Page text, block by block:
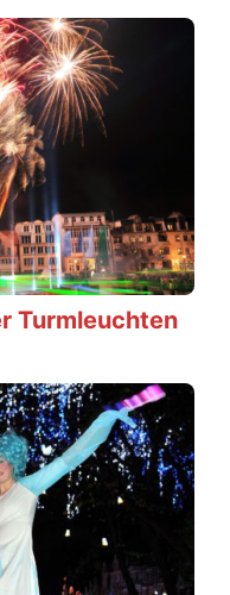
Turmleuchten